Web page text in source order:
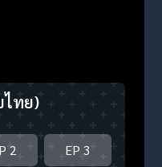
ทย)
2 EP 3